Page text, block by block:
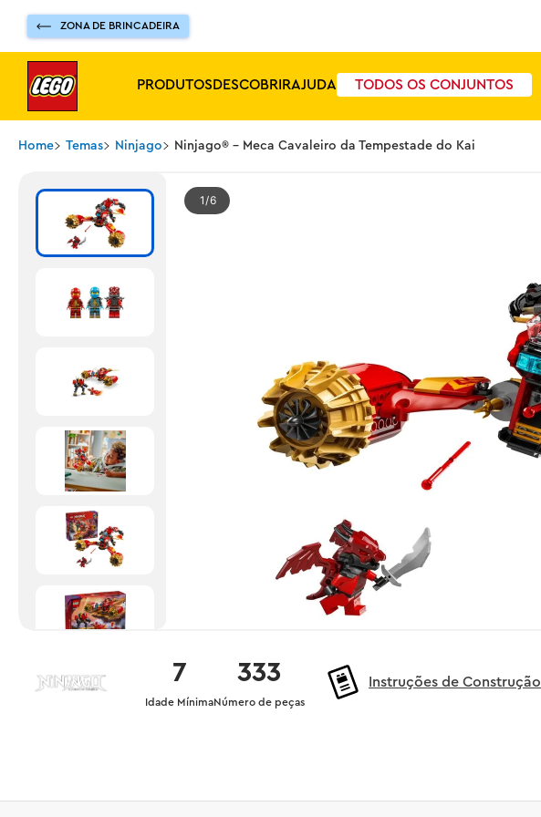
ZONA DE BRINCADEIRA
PRODUTOSDESCOBRIRAJUDA TODOS OS CONJUNTOS
Home Temas Ninjago Ninjago® - Meca Cavaleiro da Tempestade do Kai
1 6
333
Número de peças
7
Idade Mínima
Instruções de Construção